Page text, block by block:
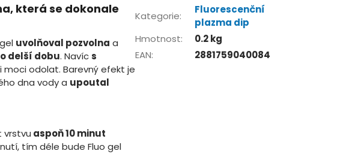
která se dokonale
uvolňoval pozvolna a
delší dobu. Navícs
moci odolat. Barevný efekt je
dna vody a upoutal
vrstvu aspoň 10 minut
tím déle bude Fluo gel
Kategorie:
Fluorescenční
plazma dip
Hmotnost:
0.2 kg
EAN: 2881759040084